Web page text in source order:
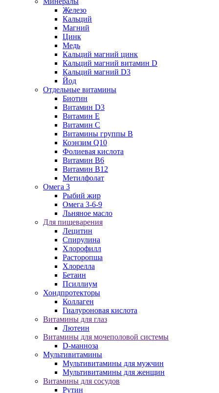
Железо
Кальций
Магний
Цинк
Медь
Кальций магний цинк
Кальций магний витамин D
Кальций магний D3
Йод
Отдельные витамины
Биотин
Витамин D3
Витамин E
Витамин C
Витамины группы B
Коэнзим Q10
Фолиевая кислота
Витамин B6
Витамин B12
Метилфолат
Омега 3
Рыбий жир
Омега 3-6-9
Льняное масло
Для пищеварения
Лецитин
Спирулина
Хлорофилл
Расторопша
Хлорелла
Бетаин
Псиллиум
Хондпротекторы
Коллаген
Гиалуроновая кислота
Витамины для глаз
Лютеин
Витамины для мочеполовой системы
D-манноза
Мультивитамины
Мультивитамины для мужчин
Мультивитамины для женщин
Витамины для сосудов
Рутин